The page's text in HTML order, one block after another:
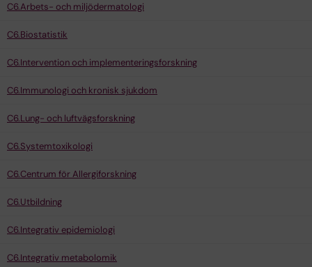
C6.Arbets- och miljödermatologi
C6.Biostatistik
C6.Intervention och implementeringsforskning
C6.Immunologi och kronisk sjukdom
C6.Lung- och luftvägsforskning
C6.Systemtoxikologi
C6.Centrum för Allergiforskning
C6.Utbildning
C6.Integrativ epidemiologi
C6.Integrativ metabolomik